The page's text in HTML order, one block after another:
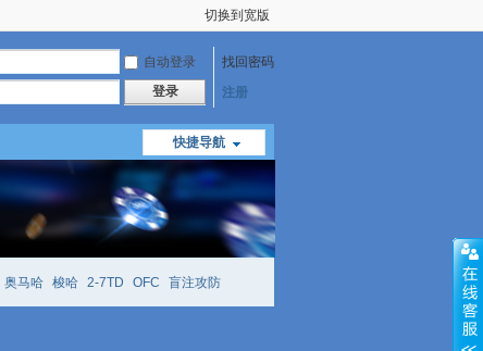
切换到宽版
自动登录
找回密码
登录 注册
快捷导航
奥马哈 梭哈 2-7TD OFC 盲注攻防